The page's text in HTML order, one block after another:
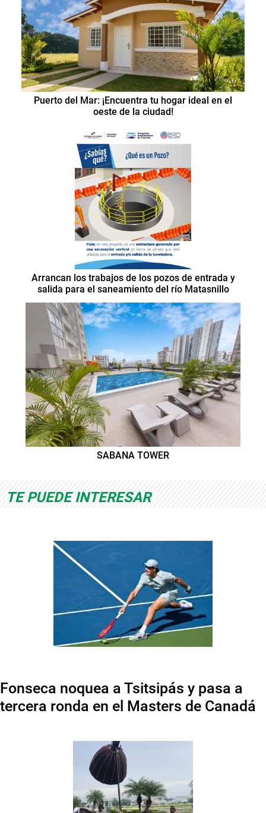
Puerto del Mar: ¡Encuentra tu hogar ideal en el
oeste de la ciudad!
Arrancan los trabajos de los pozos de entrada y
salida para el saneamiento del río Matasnillo
SABANA TOWER
TE PUEDE INTERESAR
Fonseca noquea a Tsitsipás y pasa a
tercera ronda en el Masters de Canadá